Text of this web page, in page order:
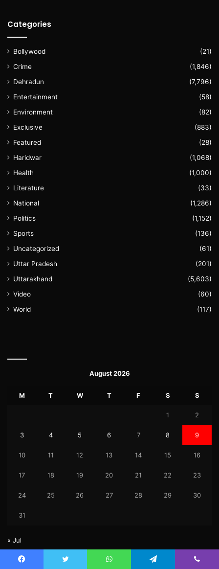
Categories
Bollywood
(21)
Crime
(1,846)
Dehradun
(7,796)
Entertainment
(58)
Environment
(82)
Exclusive
(883)
Featured
(28)
Haridwar
(1,068)
Health
(1,000)
Literature
(33)
National
(1,286)
Politics
(1,152)
Sports
(136)
Uncategorized
(61)
Uttar Pradesh
(201)
Uttarakhand
(5,603)
Video
(60)
World
(117)
August 2026
M T W T F S S
1 2
3 4 5 6 7 8 9
10 11 12 13 14 15 16
17 18 19 20 21 22 23
24 25 26 27 28 29 30
31
« Jul